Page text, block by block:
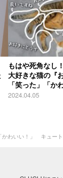
もはや死角な
大好きな猫の『
「笑った」「か
2024.04.05
かわいい！」 キュー